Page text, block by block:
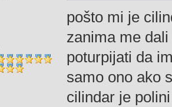
pošto mi je
zanima me
poturpijati da
samo ono ako
cilindar je